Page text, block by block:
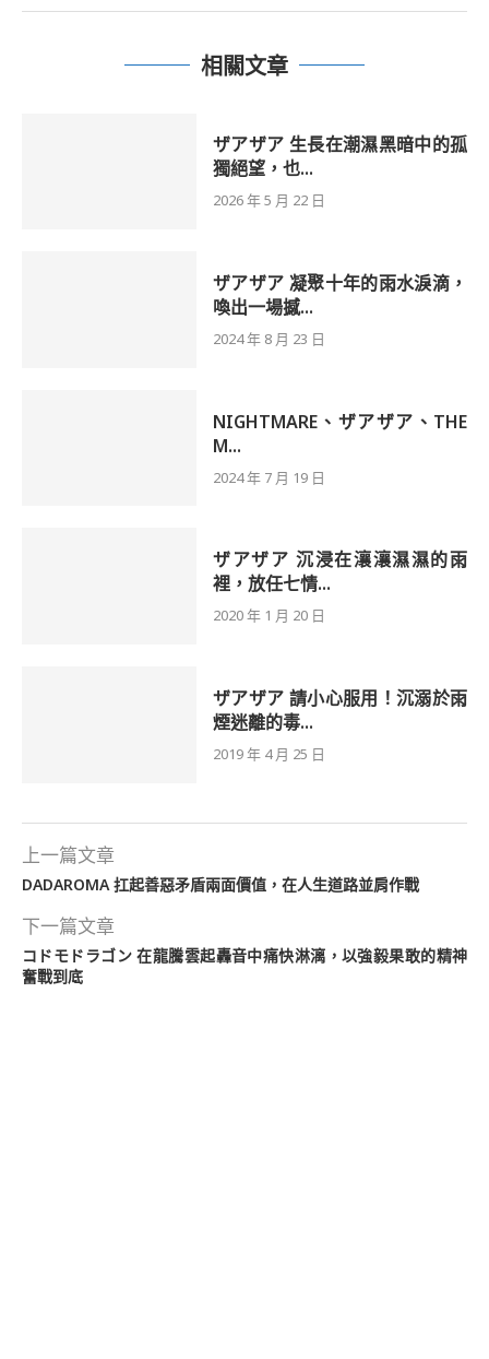
相關文章
ザアザア 生長在潮濕黑暗中的孤
獨絕望，也...
2026 年 5 月 22 日
ザアザア 凝聚十年的雨水淚滴，
喚出一場撼...
2024 年 8 月 23 日
NIGHTMARE、ザアザア、THE
M...
2024 年 7 月 19 日
ザアザア 沉浸在瀼瀼濕濕的雨
裡，放任七情...
2020 年 1 月 20 日
ザアザア 請小心服用！沉溺於雨
煙迷離的毒...
2019 年 4 月 25 日
上一篇文章
DADAROMA 扛起善惡矛盾兩面價值，在人生道路並肩作戰
下一篇文章
コドモドラゴン 在龍騰雲起轟音中痛快淋漓，以強毅果敢的精神
奮戰到底